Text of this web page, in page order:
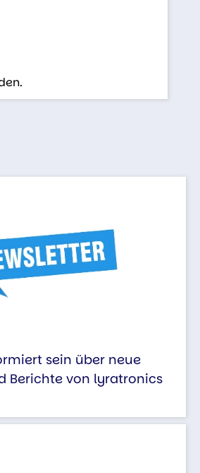
sein über neue
Berichte von lyratronics